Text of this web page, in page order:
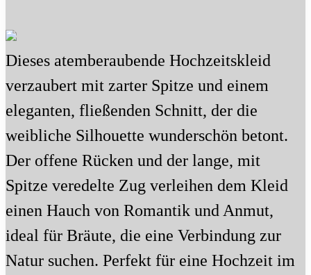
Dieses atemberaubende Hochzeitskleid
verzaubert mit zarter Spitze und einem
eleganten, fließenden Schnitt, der die
weibliche Silhouette wunderschön betont.
Der offene Rücken und der lange, mit
Spitze veredelte Zug verleihen dem Kleid
einen Hauch von Romantik und Anmut,
ideal für Bräute, die eine Verbindung zur
Natur suchen. Perfekt für eine Hochzeit im